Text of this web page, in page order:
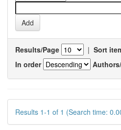
Results/Page | Sort
In order
Results 1-1 of 1 (Search time: